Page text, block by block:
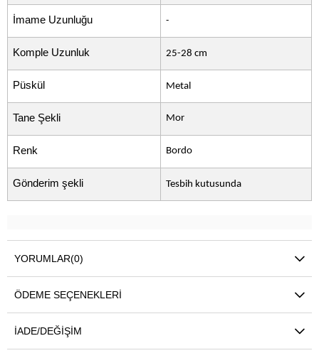
İmame Uzunluğu -
Komple Uzunluk 25-28 cm
Püskül Metal
Tane Şekli Mor
Renk Bordo
Gönderim şekli Tesbih kutusunda
YORUMLAR(0)
ÖDEME SEÇENEKLERI
İADE/DEĞIŞIM